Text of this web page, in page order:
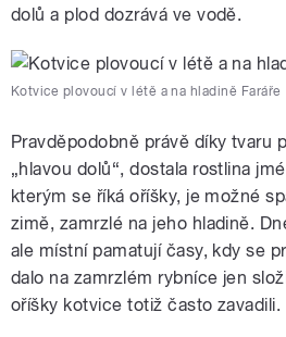
dolů a plod dozrává ve vodě.
Kotvice plovoucí v létě a na hladině Faráře
Pravděpodobně právě díky tvaru
„hlavou dolů“, dostala rostlina
kterým se říká oříšky, je možné
zimě, zamrzlé na jeho hladině.
ale místní pamatují časy, kdy se
dalo na zamrzlém rybníce jen
oříšky kotvice totiž často zavadili.